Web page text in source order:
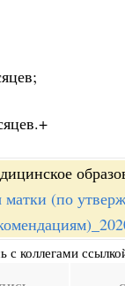
матки (по
с коллегами